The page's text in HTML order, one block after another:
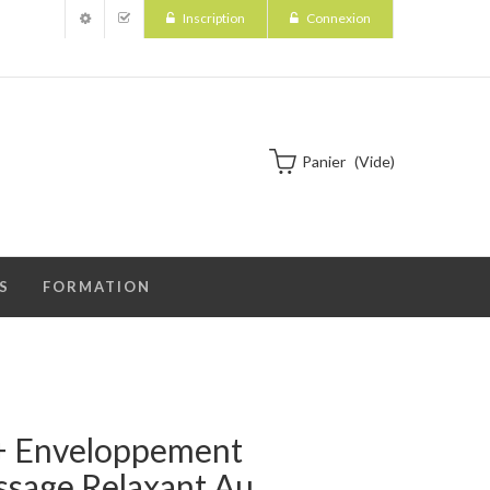
Inscription Connexion
Panier (vide)
FORMATION
Enveloppement